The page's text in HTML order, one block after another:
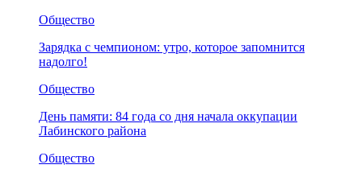
Общество
Зарядка с чемпионом: утро, которое запомнится
надолго!
Общество
День памяти: 84 года со дня начала оккупации
Лабинского района
Общество